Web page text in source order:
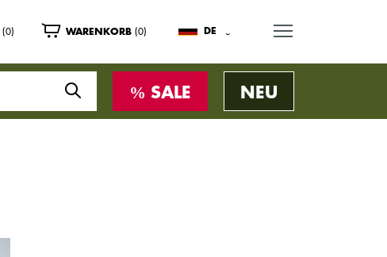
(0) WARENKORB (0) DE
SALE NEU